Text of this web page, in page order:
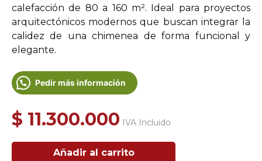
calefacción de 80 a 160 m². Ideal para proyectos
arquitectónicos modernos que buscan integrar la
calidez de una chimenea de forma funcional y
elegante.
Pedir más información
$ 11.300.000 IVA Incluido
Inserto
Añadir al carrito